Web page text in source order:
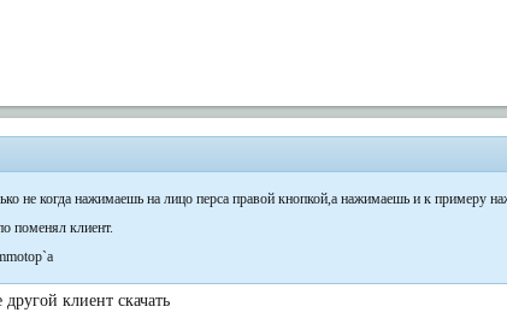
не когда нажимаешь на лицо перса правой кнопкой,а нажимаешь и к примеру
поменял клиент.
клиент скачать